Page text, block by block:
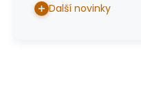
Další novinky